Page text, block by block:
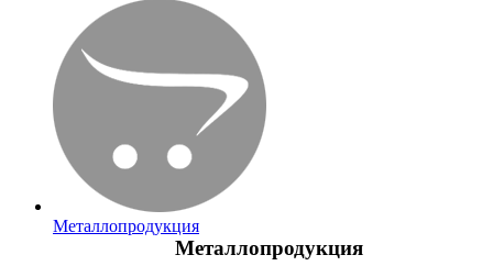
Металлопродукция
Металлопродукция